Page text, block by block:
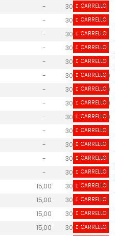
- 30 -
CARRELLO
- 30 -
CARRELLO
- 30 -
CARRELLO
- 30 -
CARRELLO
- 30 -
CARRELLO
- 30 40.60
CARRELLO
- 30 40.60
CARRELLO
- 30 40.60
CARRELLO
- 30 40.60
CARRELLO
- 30 61
CARRELLO
- 30 61
CARRELLO
- 30 61
CARRELLO
- 30 61
CARRELLO
15,00 30 75
CARRELLO
15,00 30 75
CARRELLO
15,00 30 75
CARRELLO
15,00 30 75
CARRELLO